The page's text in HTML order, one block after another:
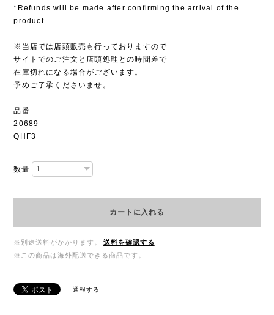
*Refunds will be made after confirming the arrival of the
product.
※当店では店頭販売も行っておりますので
サイトでのご注文と店頭処理との時間差で
在庫切れになる場合がございます。
予めご了承くださいませ。
品番
20689
QHF3
数量
カートに入れる
※別途送料がかかります。
送料を確認する
※この商品は海外配送できる商品です。
通報する